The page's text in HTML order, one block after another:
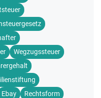
Wegzugssteuer
Ebay
Rechtsform